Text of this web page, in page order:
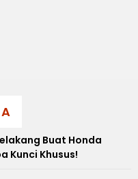
Buat Honda
Kunci Khusus!